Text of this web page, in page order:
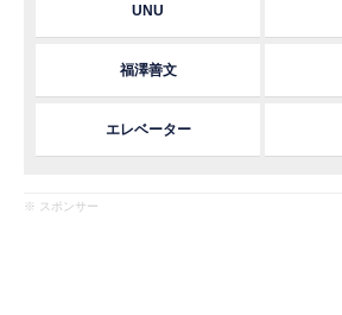
UNU
福澤善文
エレベーター
※ スポンサー